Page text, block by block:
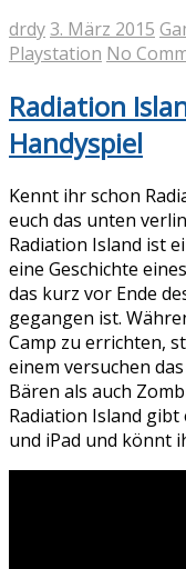
drdy3. März 2015
Playstation No
Radiation
Handyspiel
Kennt ihr schon
euch das unten
Radiation Island ist
eine Geschichte
das kurz vor Ende
gegangen ist.
Camp zu errichten,
einem versuchen
Bären als auch
Radiation Island
und iPad und könnt